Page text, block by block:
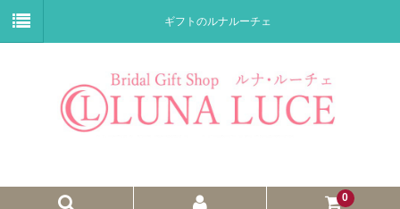
ギフトのルナルーチェ
0